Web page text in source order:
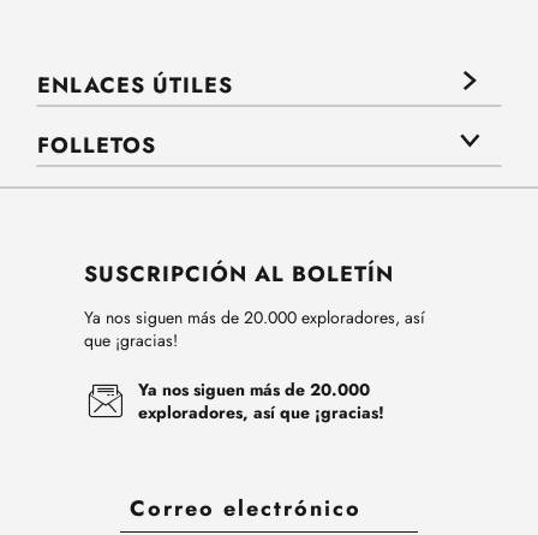
ENLACES ÚTILES
FOLLETOS
SUSCRIPCIÓN AL BOLETÍN
Ya nos siguen más de 20.000 exploradores, así
que ¡gracias!
Ya nos siguen más de 20.000
exploradores, así que ¡gracias!